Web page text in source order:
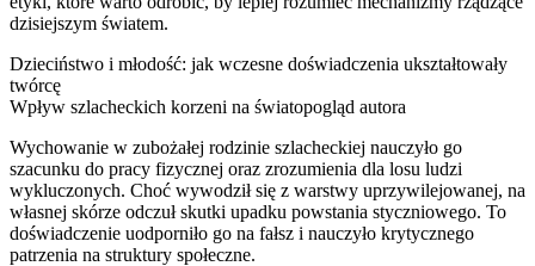
dzisiejszym światem.
Dzieciństwo i młodość: jak wczesne doświadczenia ukształtowały
twórcę
Wpływ szlacheckich korzeni na światopogląd autora
Wychowanie w zubożałej rodzinie szlacheckiej nauczyło go
szacunku do pracy fizycznej oraz zrozumienia dla losu ludzi
wykluczonych. Choć wywodził się z warstwy uprzywilejowanej, na
własnej skórze odczuł skutki upadku powstania styczniowego. To
doświadczenie uodporniło go na fałsz i nauczyło krytycznego
patrzenia na struktury społeczne.